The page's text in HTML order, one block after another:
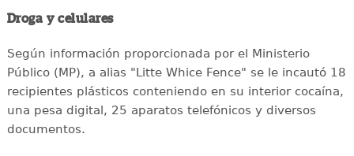
Droga y celulares
Según información proporcionada por el Ministerio
Público (MP), a alias "Litte Whice Fence" se le incautó 18
recipientes plásticos conteniendo en su interior cocaína,
una pesa digital, 25 aparatos telefónicos y diversos
documentos.